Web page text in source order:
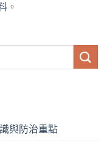
。
與防治重點